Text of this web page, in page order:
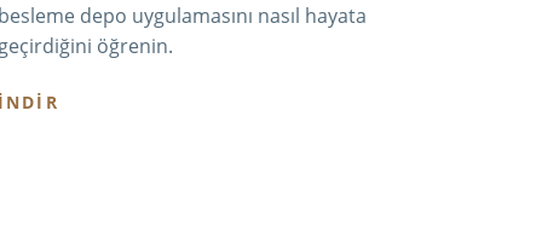
besleme depo uygulamasını nasıl hayata
geçirdiğini öğrenin.
İNDİR